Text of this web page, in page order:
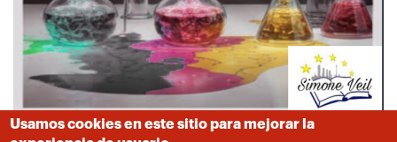
Centro educativo
Usamos cookies en este sitio para mejorar la